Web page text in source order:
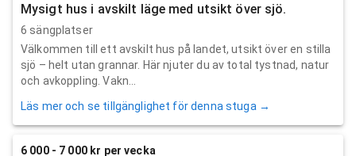
Mysigt hus i avskilt läge med utsikt över sjö.
6 sängplatser
Välkommen till ett avskilt hus på landet, utsikt över en stilla
sjö – helt utan grannar. Här njuter du av total tystnad, natur
och avkoppling. Vakn...
Läs mer och se tillgänglighet för denna stuga →
6 000 - 7 000 kr per vecka